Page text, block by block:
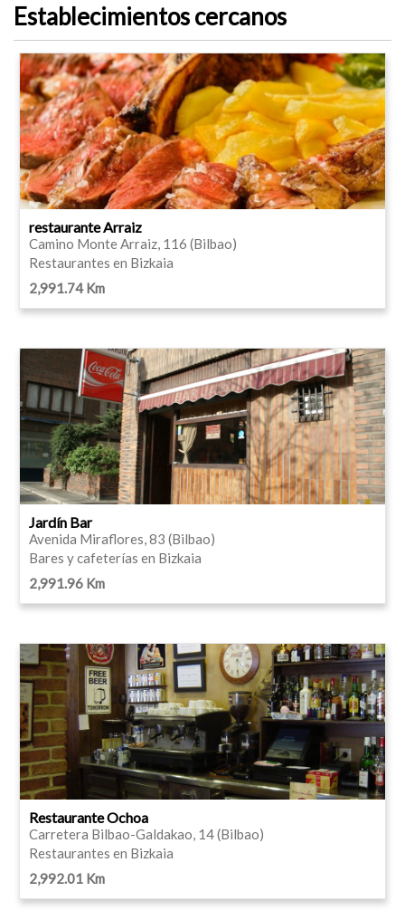
Establecimientos cercanos
restaurante Arraiz
Camino Monte Arraiz, 116 (Bilbao)
Restaurantes en Bizkaia
2,991.74 Km
Jardín Bar
Avenida Miraflores, 83 (Bilbao)
Bares y cafeterías en Bizkaia
2,991.96 Km
Restaurante Ochoa
Carretera Bilbao-Galdakao, 14 (Bilbao)
Restaurantes en Bizkaia
2,992.01 Km